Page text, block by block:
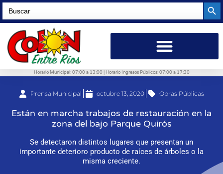
Search
for:
Horario Municipal: 07:00 a 13:00 | Horario Ingresos Públicos: 07:00 a 17:30
Prensa Municipal octubre 13, 2020 Obras Públicas
Están en marcha trabajos de restauración en la
zona del bajo Parque Quirós
Se detectaron distintos lugares que presentan un
importante deterioro producto de raíces de árboles o la
misma creciente.